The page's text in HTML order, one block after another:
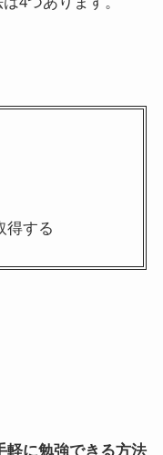
得する
軽に勉強できる方法